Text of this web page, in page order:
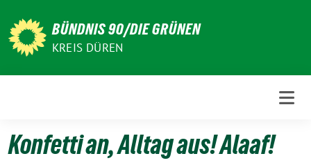
zum
Inhalt
BÜNDNIS 90/DIE GRÜNEN
KREIS DÜREN
Konfetti an, Alltag aus! Alaaf!